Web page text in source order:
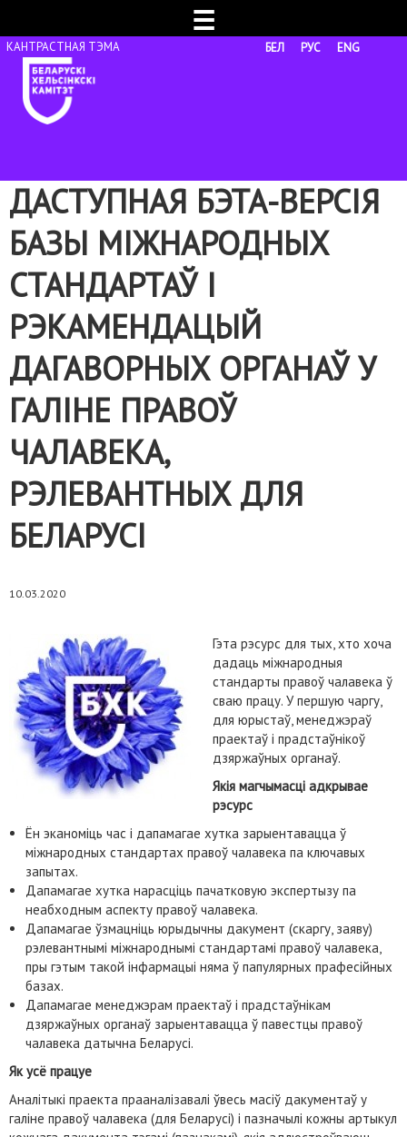
☰
БЕЛ РУС ENG
ДАСТУПНАЯ БЭТА-ВЕРСІЯ
БАЗЫ МІЖНАРОДНЫХ
СТАНДАРТАЎ І
РЭКАМЕНДАЦЫЙ
ДАГАВОРНЫХ ОРГАНАЎ У
ГАЛІНЕ ПРАВОЎ
ЧАЛАВЕКА,
РЭЛЕВАНТНЫХ ДЛЯ
БЕЛАРУСІ
10.03.2020
Гэта рэсурс для тых, хто хоча
дадаць міжнародныя
стандарты правоў чалавека ў
сваю працу. У першую чаргу,
для юрыстаў, менеджэраў
праектаў і прадстаўнікоў
дзяржаўных органаў.
Якія магчымасці адкрывае
рэсурс
Ён эканоміць час і дапамагае хутка зарыентавацца ў
міжнародных стандартах правоў чалавека па ключавых
запытах.
Дапамагае хутка нарасціць пачатковую экспертызу па
неабходным аспекту правоў чалавека.
Дапамагае ўзмацніць юрыдычны дакумент (скаргу, заяву)
рэлевантнымі міжнароднымі стандартамі правоў чалавека,
пры гэтым такой інфармацыі няма ў папулярных прафесійных
базах.
Дапамагае менеджэрам праектаў і прадстаўнікам
дзяржаўных органаў зарыентавацца ў павестцы правоў
чалавека датычна Беларусі.
Як усё працуе
Аналітыкі праекта прааналізавалі ўвесь масіў дакументаў у
галіне правоў чалавека (для Беларусі) і пазначылі кожны артыкул